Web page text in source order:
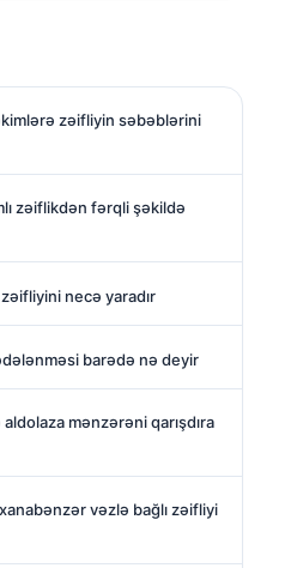
zəifliyin səbəblərini
zəiflikdən fərqli şəkildə
necə yaradır
barədə nə deyir
mənzərəni qarışdıra
vəzlə bağlı zəifliyi